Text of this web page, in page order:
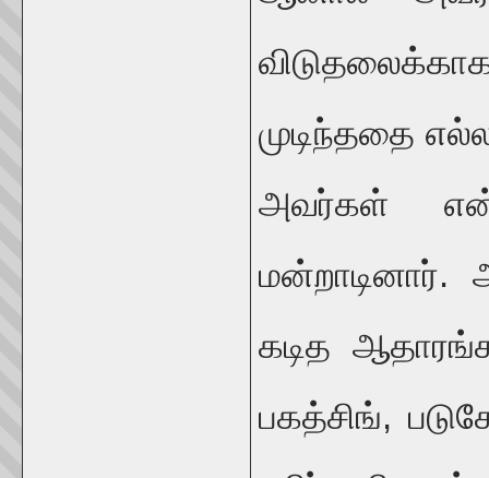
முடிந்ததை
அவர்கள்
கடித
பகத்சிங்,